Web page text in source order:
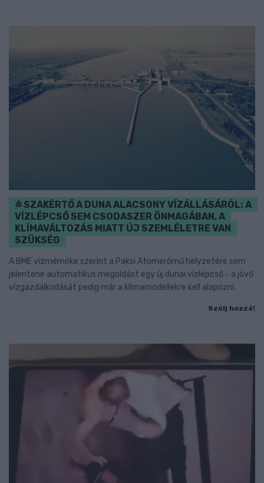
SZAKÉRTŐ A DUNA ALACSONY VÍZÁLLÁSÁRÓL: A
VÍZLÉPCSŐ SEM CSODASZER ÖNMAGÁBAN, A
KLÍMAVÁLTOZÁS MIATT ÚJ SZEMLÉLETRE VAN
SZÜKSÉG
A BME vízmérnöke szerint a Paksi Atomerőmű helyzetére sem
jelentene automatikus megoldást egy új dunai vízlépcső - a jövő
vízgazdálkodását pedig már a klímamodellekre kell alapozni.
Szólj hozzá!